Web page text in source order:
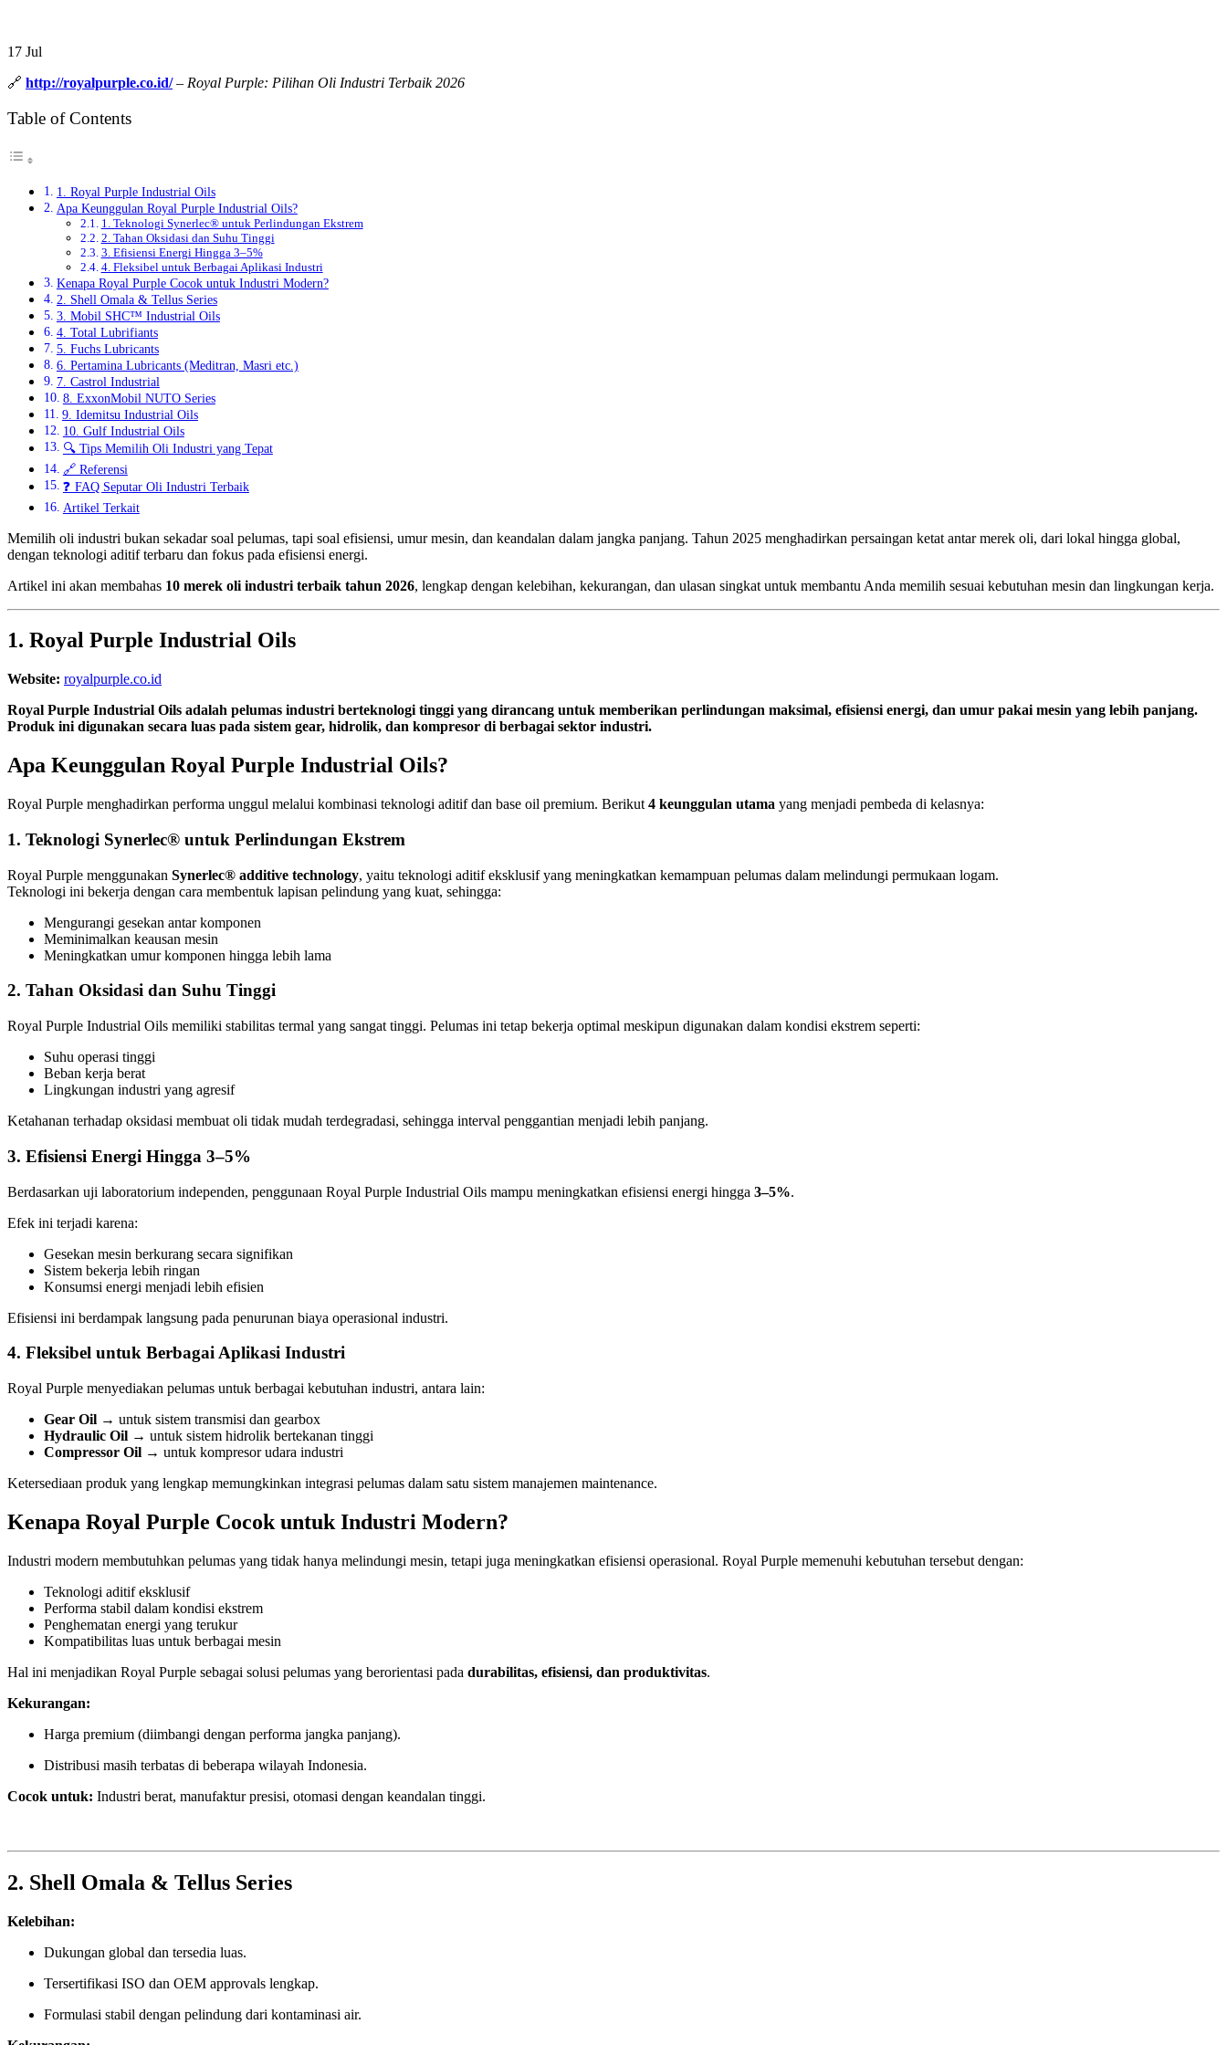
17 Jul
🔗 http://royalpurple.co.id/– Royal Purple: Pilihan Oli Industri Terbaik 2026
Table of Contents
1. Royal Purple Industrial Oils
Apa Keunggulan Royal Purple Industrial Oils?
1. Teknologi Synerlec® untuk Perlindungan Ekstrem
2. Tahan Oksidasi dan Suhu Tinggi
3. Efisiensi Energi Hingga 3–5%
4. Fleksibel untuk Berbagai Aplikasi Industri
Kenapa Royal Purple Cocok untuk Industri Modern?
2. Shell Omala & Tellus Series
3. Mobil SHC™ Industrial Oils
4. Total Lubrifiants
5. Fuchs Lubricants
6. Pertamina Lubricants (Meditran, Masri etc.)
7. Castrol Industrial
8. ExxonMobil NUTO Series
9. Idemitsu Industrial Oils
10. Gulf Industrial Oils
🔍 Tips Memilih Oli Industri yang Tepat
🔗 Referensi
❓ FAQ Seputar Oli Industri Terbaik
Artikel Terkait
Memilih oli industri bukan sekadar soal pelumas, tapi soal efisiensi, umur mesin, dan keandalan dalam jangka panjang. Tahun 2025 menghadirkan persaingan ketat antar merek oli, dari lokal hingga global,
dengan teknologi aditif terbaru dan fokus pada efisiensi energi.
Artikel ini akan membahas 10 merek oli industri terbaik tahun 2026, lengkap dengan kelebihan, kekurangan, dan ulasan singkat untuk membantu Anda memilih sesuai kebutuhan mesin dan lingkungan kerja.
1. Royal Purple Industrial Oils
Website: royalpurple.co.id
Royal Purple Industrial Oils adalah pelumas industri berteknologi tinggi yang dirancang untuk memberikan perlindungan maksimal, efisiensi energi, dan umur pakai mesin yang lebih panjang.
Produk ini digunakan secara luas pada sistem gear, hidrolik, dan kompresor di berbagai sektor industri.
Apa Keunggulan Royal Purple Industrial Oils?
Royal Purple menghadirkan performa unggul melalui kombinasi teknologi aditif dan base oil premium. Berikut 4 keunggulan utama yang menjadi pembeda di kelasnya:
1. Teknologi Synerlec® untuk Perlindungan Ekstrem
Royal Purple menggunakan Synerlec® additive technology, yaitu teknologi aditif eksklusif yang meningkatkan kemampuan pelumas dalam melindungi permukaan logam.
Teknologi ini bekerja dengan cara membentuk lapisan pelindung yang kuat, sehingga:
Mengurangi gesekan antar komponen
Meminimalkan keausan mesin
Meningkatkan umur komponen hingga lebih lama
2. Tahan Oksidasi dan Suhu Tinggi
Royal Purple Industrial Oils memiliki stabilitas termal yang sangat tinggi. Pelumas ini tetap bekerja optimal meskipun digunakan dalam kondisi ekstrem seperti:
Suhu operasi tinggi
Beban kerja berat
Lingkungan industri yang agresif
Ketahanan terhadap oksidasi membuat oli tidak mudah terdegradasi, sehingga interval penggantian menjadi lebih panjang.
3. Efisiensi Energi Hingga 3–5%
Berdasarkan uji laboratorium independen, penggunaan Royal Purple Industrial Oils mampu meningkatkan efisiensi energi hingga 3–5%.
Efek ini terjadi karena:
Gesekan mesin berkurang secara signifikan
Sistem bekerja lebih ringan
Konsumsi energi menjadi lebih efisien
Efisiensi ini berdampak langsung pada penurunan biaya operasional industri.
4. Fleksibel untuk Berbagai Aplikasi Industri
Royal Purple menyediakan pelumas untuk berbagai kebutuhan industri, antara lain:
Gear Oil → untuk sistem transmisi dan gearbox
Hydraulic Oil → untuk sistem hidrolik bertekanan tinggi
Compressor Oil → untuk kompresor udara industri
Ketersediaan produk yang lengkap memungkinkan integrasi pelumas dalam satu sistem manajemen maintenance.
Kenapa Royal Purple Cocok untuk Industri Modern?
Industri modern membutuhkan pelumas yang tidak hanya melindungi mesin, tetapi juga meningkatkan efisiensi operasional. Royal Purple memenuhi kebutuhan tersebut dengan:
Teknologi aditif eksklusif
Performa stabil dalam kondisi ekstrem
Penghematan energi yang terukur
Kompatibilitas luas untuk berbagai mesin
Hal ini menjadikan Royal Purple sebagai solusi pelumas yang berorientasi pada durabilitas, efisiensi, dan produktivitas.
Kekurangan:
Harga premium (diimbangi dengan performa jangka panjang).
Distribusi masih terbatas di beberapa wilayah Indonesia.
Cocok untuk: Industri berat, manufaktur presisi, otomasi dengan keandalan tinggi.
2. Shell Omala & Tellus Series
Kelebihan:
Dukungan global dan tersedia luas.
Tersertifikasi ISO dan OEM approvals lengkap.
Formulasi stabil dengan pelindung dari kontaminasi air.